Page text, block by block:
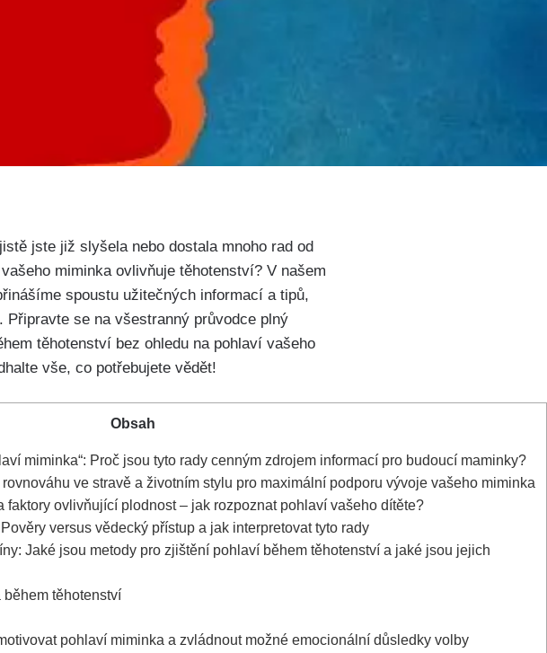
jste již slyšela nebo dostala mnoho rad od
miminka⁤ ovlivňuje těhotenství? V našem
spoustu užitečných informací a tipů,
se na všestranný průvodce ​plný‍
⁢těhotenství bez ohledu na ⁢pohlaví vašeho
vše, co potřebujete vědět!
Obsah
miminka“: Proč‍ jsou​ tyto rady cenným zdrojem informací pro budoucí maminky?
ve stravě a životním stylu ‌pro maximální podporu vývoje ‌vašeho miminka
ovlivňující plodnost – jak rozpoznat pohlaví vašeho dítěte?
versus vědecký přístup a jak ​interpretovat tyto rady
Jaké jsou‌ metody‍ pro zjištění pohlaví během těhotenství⁣ a jaké jsou jejich
těhotenství
pohlaví miminka a zvládnout⁣ možné​ emocionální důsledky volby